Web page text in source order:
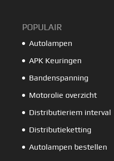
POPULAIR
Autolampen
APK Keuringen
Bandenspanning
Motorolie overzicht
Distributieriem interval
Distributieketting
Autolampen bestellen